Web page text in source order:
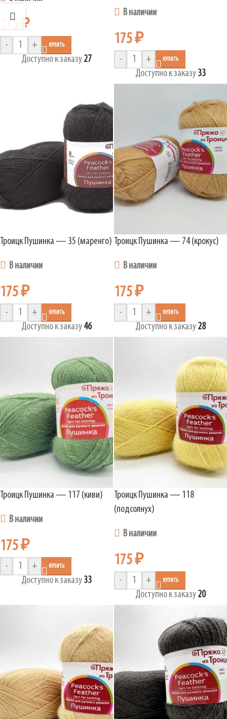
175 ₽
- + КУПИТЬ
Доступно к заказу 27
В наличии
175₽
- + КУПИТЬ
Доступно к заказу 33
Троицк Пушинка — 35 (маренго)
В наличии
175₽
- + КУПИТЬ
Доступно к заказу 46
Троицк Пушинка — 74 (крокус)
В наличии
175₽
- + КУПИТЬ
Доступно к заказу 28
Троицк Пушинка — 117 (киви)
В наличии
175₽
- + КУПИТЬ
Доступно к заказу 33
Троицк Пушинка — 118
(подсолнух)
В наличии
175₽
- + КУПИТЬ
Доступно к заказу 20